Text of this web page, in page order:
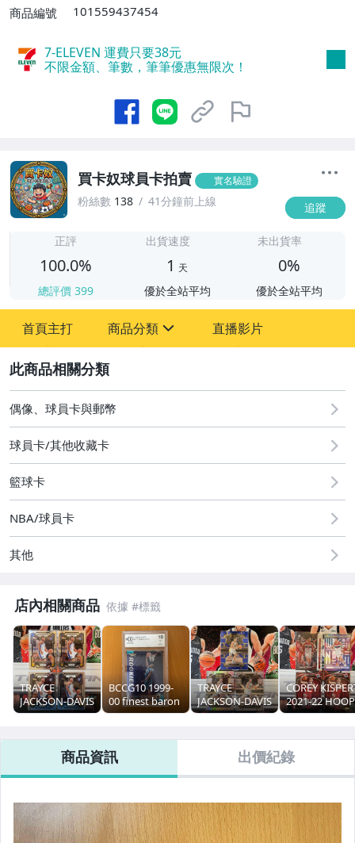
商品編號
101559437454
7-ELEVEN 運費只要38元
不限金額、筆數，筆筆優惠無限次！
買卡奴球員卡拍賣 實名驗證
粉絲數 138 41分鐘前上線 追蹤
正評
100.0%
總評價 399
出貨速度
1 天
優於全站平均
未出貨率
0%
優於全站平均
首頁主打 商品分類
玩具、模型與公仔
偶像、球員卡與郵幣
直播影片
偶像、球員卡與郵幣
球員卡/其他收藏卡
籃球卡
NBA/球員卡
其他
店內相關商品
TRAYCE
JACKSON-DAVIS
2023-24 PRIZM
BCCG10 1999-
00 finest baron
davis RC 新人
TRAYCE
JACKSON-DAVIS
2023-24 SELECT
COREY
2021-22
CHRONICLES
商品資訊 出價紀錄